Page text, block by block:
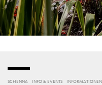
SCHENNA INFO & EVENTS INFORMATIONEN